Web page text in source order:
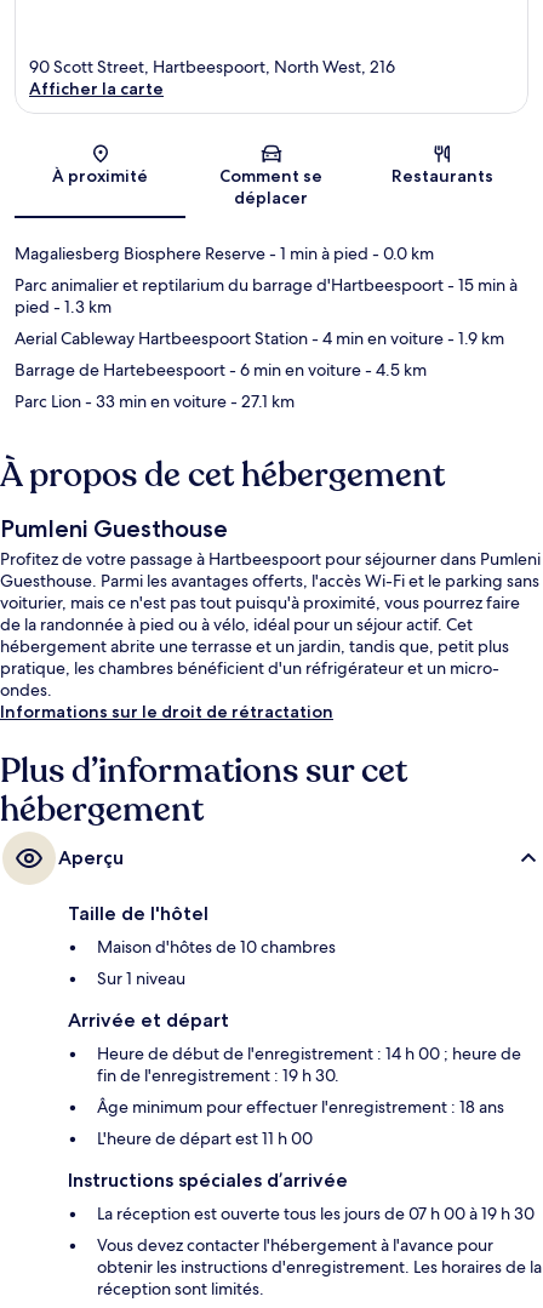
Carte
90 Scott Street, Hartbeespoort, North West, 216
Afficher la carte
À proximité
Comment se
déplacer
Restaurants
Magaliesberg Biosphere Reserve- 1 min à pied - 0.0 km
Parc animalier et reptilarium du barrage d'Hartbeespoort- 15 min à
pied - 1.3 km
Aerial Cableway Hartbeespoort Station- 4 min en voiture- 1.9 km
Barrage de Hartebeespoort- 6 min en voiture- 4.5 km
Parc Lion- 33 min en voiture- 27.1 km
À propos de cet hébergement
Pumleni Guesthouse
Profitez de votre passage à Hartbeespoort pour séjourner dans Pumleni
Guesthouse. Parmi les avantages offerts, l'accès Wi-Fi et le parking sans
voiturier, mais ce n'est pas tout puisqu'à proximité, vous pourrez faire
de la randonnée à pied ou à vélo, idéal pour un séjour actif. Cet
hébergement abrite une terrasse et un jardin, tandis que, petit plus
pratique, les chambres bénéficient d'un réfrigérateur et un micro-
ondes.
Informations sur le droit de rétractation
Plus d’informations sur cet
hébergement
Aperçu
Taille de l'hôtel
Maison d'hôtes de 10 chambres
Sur 1 niveau
Arrivée et départ
Heure de début de l'enregistrement : 14 h 00 ; heure de
fin de l'enregistrement : 19 h 30.
Âge minimum pour effectuer l'enregistrement : 18 ans
L'heure de départ est 11 h 00
Instructions spéciales d’arrivée
La réception est ouverte tous les jours de 07 h 00 à 19 h 30
Vous devez contacter l'hébergement à l'avance pour
obtenir les instructions d'enregistrement. Les horaires de la
réception sont limités.